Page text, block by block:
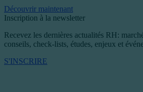
Découvrir maintenant
Inscription à la newsletter
Recevez les dernières actualités RH:
conseils, check-lists, études, enjeux et
S'INSCRIRE